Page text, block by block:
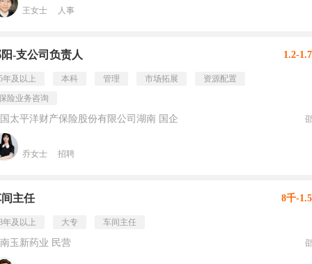
王女士 人事
-支公司负责人 1.2-
年及以上 本科 管理 市场拓展
资源配置
险业务咨询
太平洋财产保险股份有限公司湖南 国企
乔女士 招聘
主任 8千-
年及以上 大专 车间主任
玉新药业 民营